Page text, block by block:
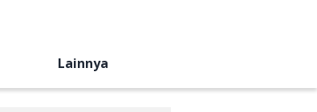
Lainnya